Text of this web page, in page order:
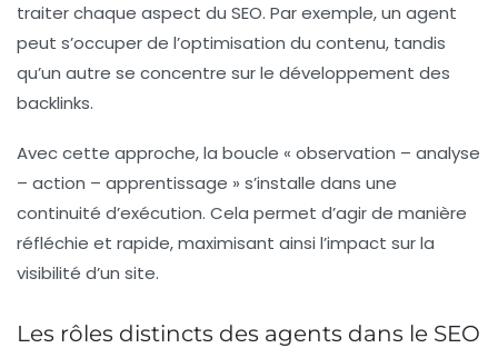
traiter chaque aspect du SEO. Par exemple, un agent
peut s’occuper de l’optimisation du contenu, tandis
qu’un autre se concentre sur le développement des
backlinks.
Avec cette approche, la boucle « observation – analyse
– action – apprentissage » s’installe dans une
continuité d’exécution. Cela permet d’agir de manière
réfléchie et rapide, maximisant ainsi l’impact sur la
visibilité d’un site.
Les rôles distincts des agents dans le SEO